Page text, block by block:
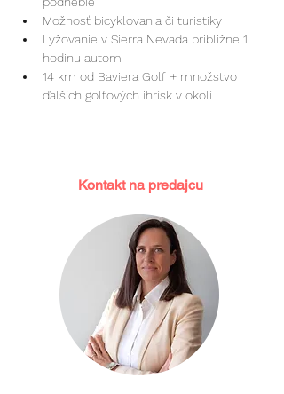
Možnosť bicyklovania či turistiky
Lyžovanie v Sierra Nevada približne 1
hodinu autom
14 km od Baviera Golf + množstvo
ďalších golfových ihrísk v okolí
Kontakt na predajcu